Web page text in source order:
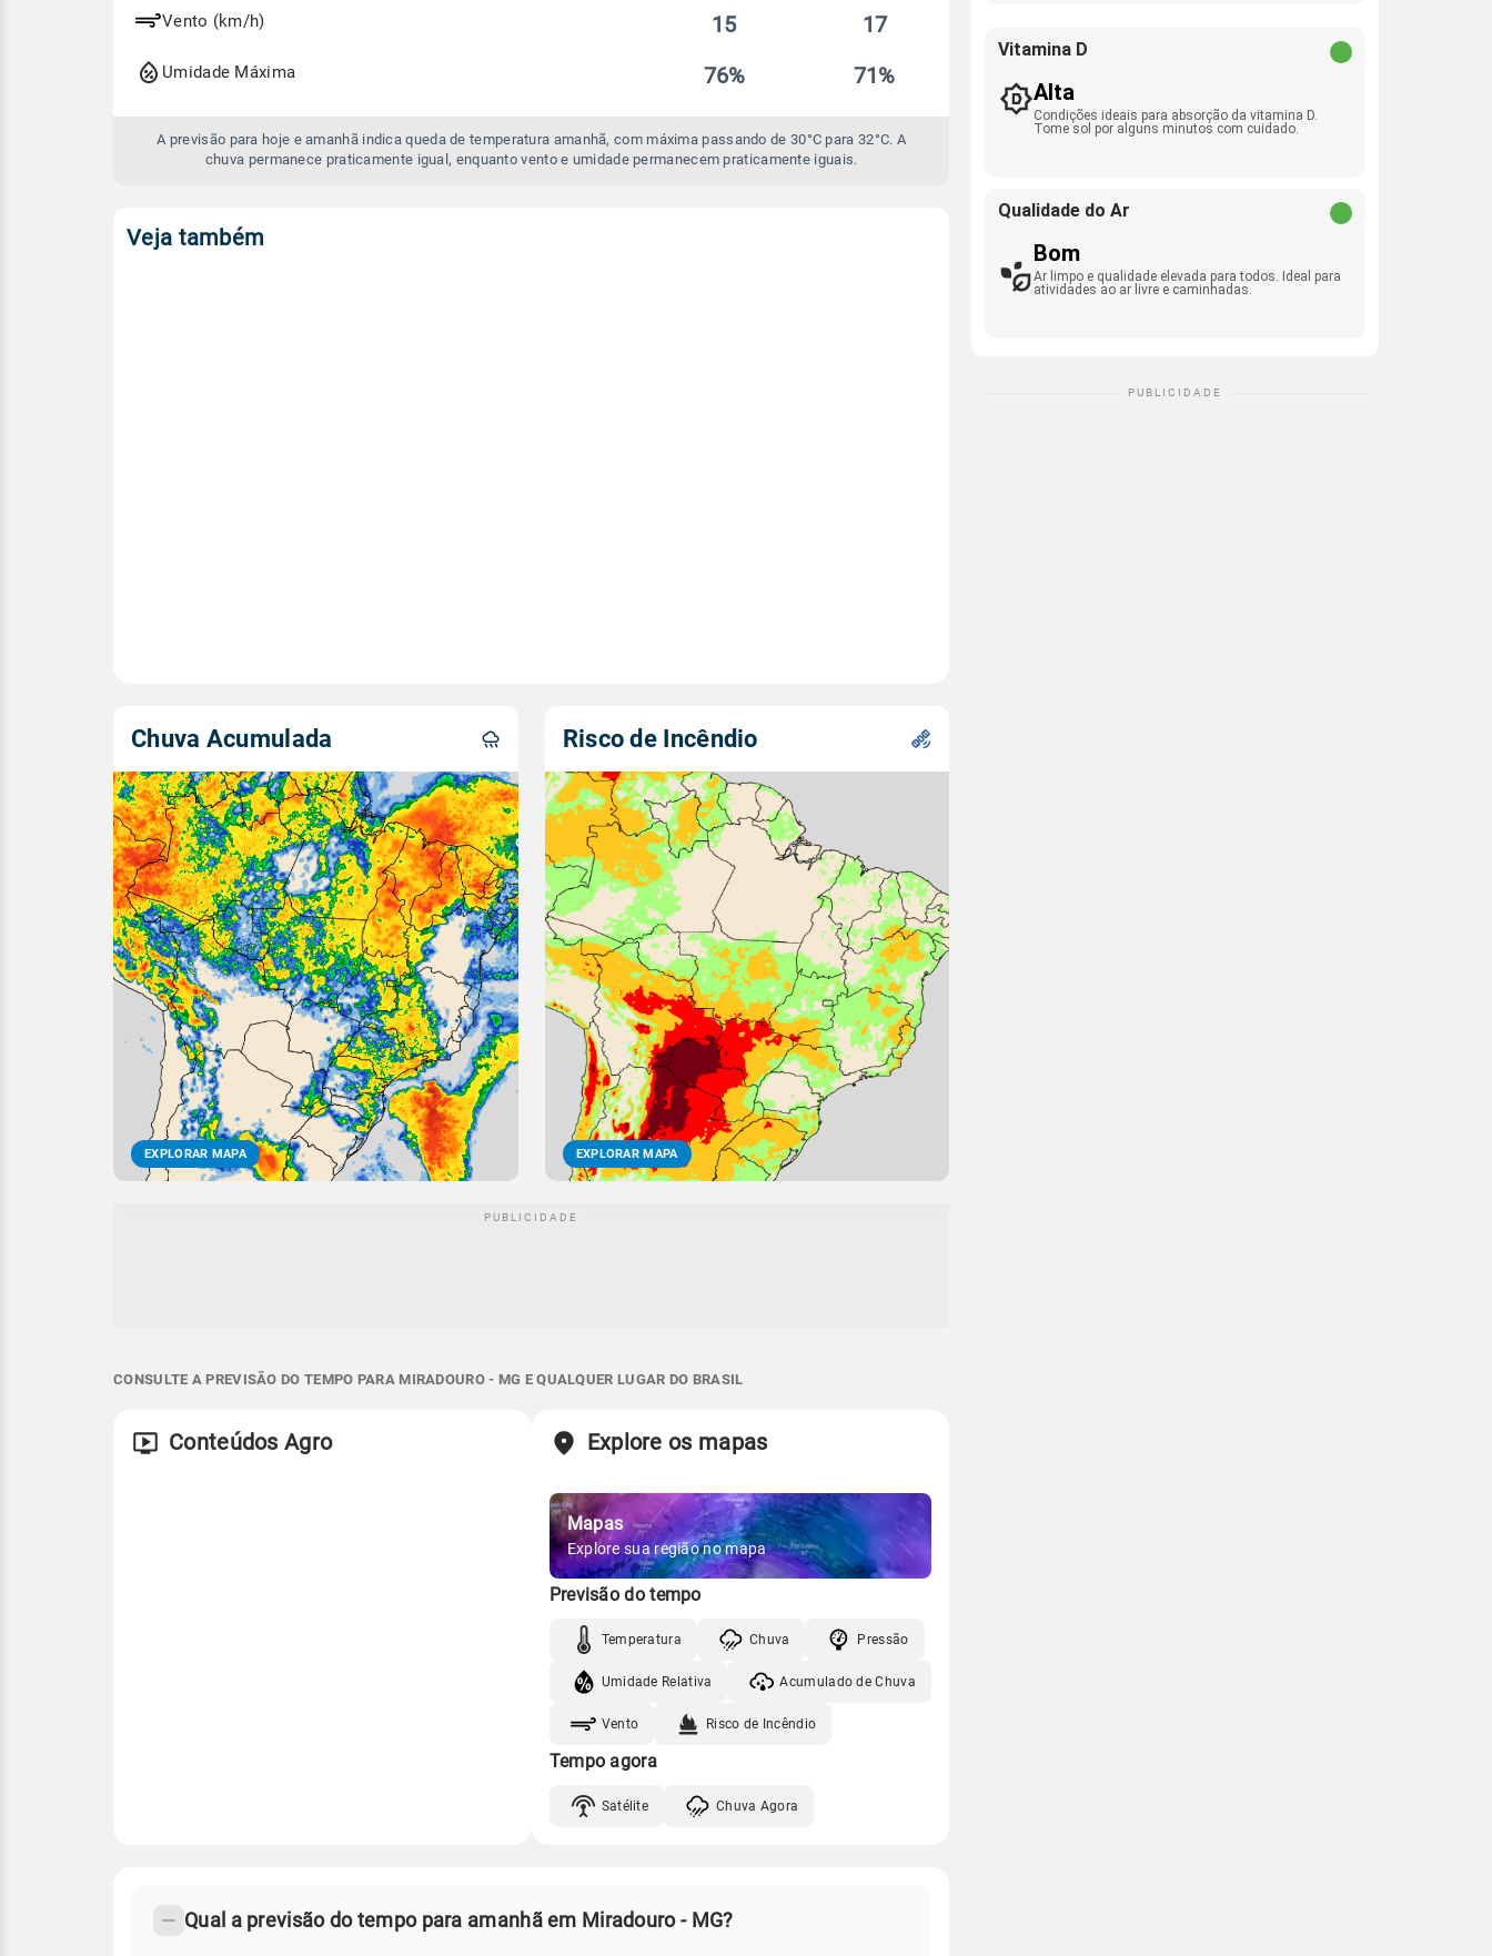
Vento (km/h) 15 17
Umidade Máxima 76% 71%
A previsão para hoje e amanhã indica queda de temperatura amanhã, com máxima passando de 30°C para 32°C. A
chuva permanece praticamente igual, enquanto vento e umidade permanecem praticamente iguais.
Veja também
Chuva Acumulada
EXPLORAR MAPA
Risco de Incêndio
EXPLORAR MAPA
CONSULTE A PREVISÃO DO TEMPO PARA MIRADOURO - MG E QUALQUER LUGAR DO BRASIL
Conteúdos Agro Explore os mapas
Mapas
Explore sua região no mapa
Previsão do tempo
Temperatura Chuva Pressão
Umidade Relativa Acumulado de Chuva
Vento Risco de Incêndio
Tempo agora
Satélite Chuva Agora
Qual a previsão do tempo para amanhã em Miradouro - MG?
Vitamina D
Alta
Condições ideais para absorção da vitamina D.
Tome sol por alguns minutos com cuidado.
Qualidade do Ar
Bom
Ar limpo e qualidade elevada para todos. Ideal para
atividades ao ar livre e caminhadas.